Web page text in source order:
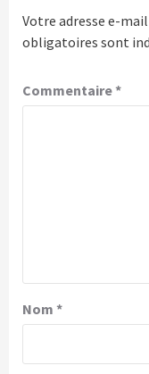
Votre adresse e-
obligatoires sont
Commentaire*
Nom *